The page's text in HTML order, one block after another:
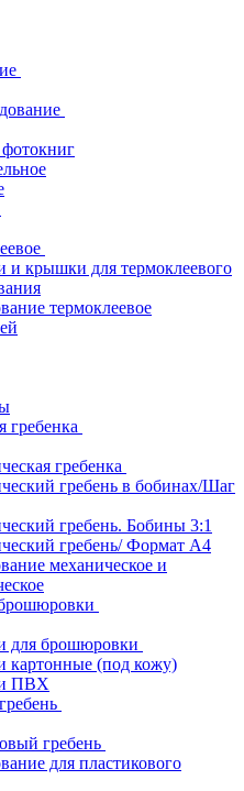
и крышки для термоклеевого
термоклеевое
гребенка
гребенка
гребень в бобинах/Шаг
гребень. Бобины 3:1
гребень/ Формат А4
механическое и
для брошюровки
картонные (под кожу)
ПВХ
гребень
для пластикового